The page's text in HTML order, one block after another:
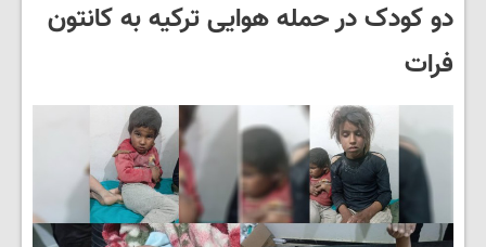
دو کودک در حمله هوایی ترکیه به کانتون
فرات